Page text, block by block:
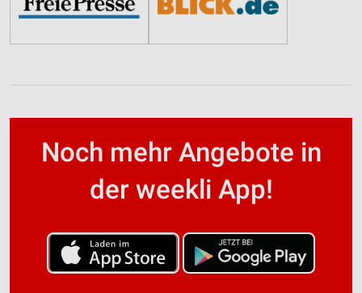
Noch mehr Angebote in
der weekli App!